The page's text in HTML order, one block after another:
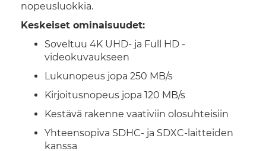
nopeusluokkia.
Keskeiset ominaisuudet:
Soveltuu 4K UHD- ja Full HD -
videokuvaukseen
Lukunopeus jopa 250 MB/s
Kirjoitusnopeus jopa 120 MB/s
Kestävä rakenne vaativiin olosuhteisiin
Yhteensopiva SDHC- ja SDXC-laitteiden
kanssa